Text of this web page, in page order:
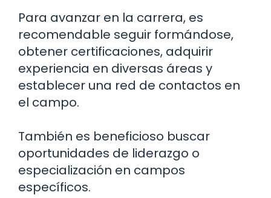
Para avanzar en la carrera, es
recomendable seguir formándose,
obtener certificaciones, adquirir
experiencia en diversas áreas y
establecer una red de contactos en
el campo.
También es beneficioso buscar
oportunidades de liderazgo o
especialización en campos
específicos.